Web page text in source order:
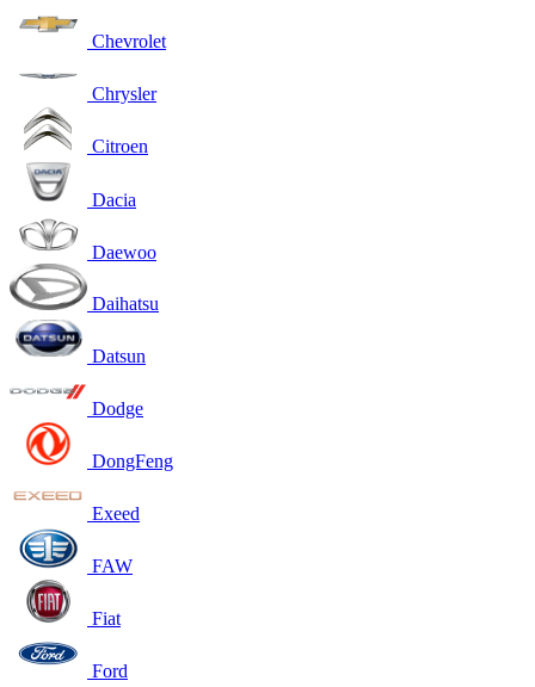
Chevrolet
Chrysler
Citroen
Dacia
Daewoo
Daihatsu
Datsun
Dodge
DongFeng
Exeed
FAW
Fiat
Ford